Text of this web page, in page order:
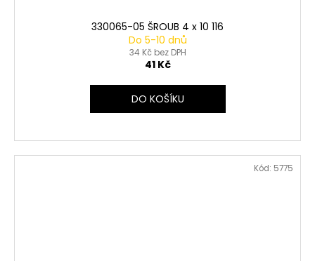
330065-05 ŠROUB 4 x 10 116
Do 5-10 dnů
34 Kč bez DPH
41 Kč
DO KOŠÍKU
Kód: 5775